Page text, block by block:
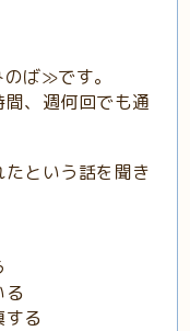
ば≫です。
、週何回でも通
という話を聞き
る
する